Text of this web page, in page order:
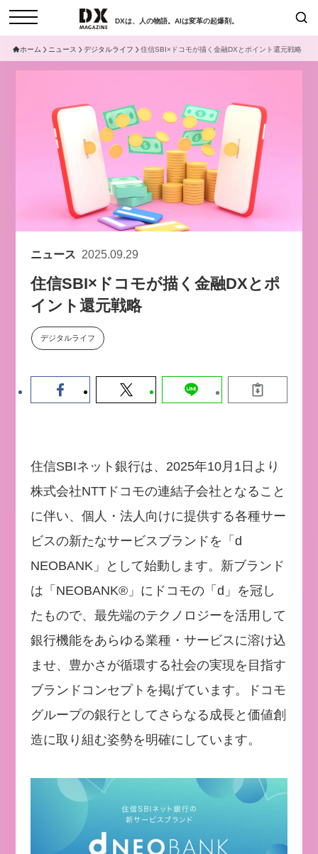
DXは、人の物語。AIは変革の起爆剤。
サービスメニュー 日本オムニチャネル協会
トップページ
特集
動画
サイトマップ
お問い合わせ
個人情報保護法について
採用情報
検索
現在開催予定のセミナー
【8/12開催】「イノベーションを
数値化する」～投資される事業の
学ぶ資金調達・巻き込みのリアル
2026-06-10
2026-08-07
ホーム ニュース デジタルライフ 住信SBI×ドコモが描く金融DXとポイント還元戦略
ニュース 2025.09.29
住信SBI×ドコモが描く金融DXとポ
イント還元戦略
デジタルライフ
住信SBIネット銀行は、2025年10月1日より
株式会社NTTドコモの連結子会社となること
に伴い、個人・法人向けに提供する各種サー
ビスの新たなサービスブランドを「d
NEOBANK」として始動します。新ブランド
は「NEOBANK®」にドコモの「d」を冠し
たもので、最先端のテクノロジーを活用して
銀行機能をあらゆる業種・サービスに溶け込
ませ、豊かさが循環する社会の実現を目指す
ブランドコンセプトを掲げています。ドコモ
グループの銀行としてさらなる成長と価値創
造に取り組む姿勢を明確にしています。